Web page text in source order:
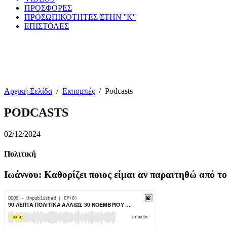
ΠΡΟΣΦΟΡΕΣ
ΠΡΟΣΩΠΙΚΟΤΗΤΕΣ ΣΤΗΝ ''Κ''
ΕΠΙΣΤΟΛΕΣ
Αρχική Σελίδα / Εκπομπές / Podcasts
PODCASTS
02/12/2024
Πολιτική
Ιωάννου: Καθορίζει ποιος είμαι αν παραιτηθώ από